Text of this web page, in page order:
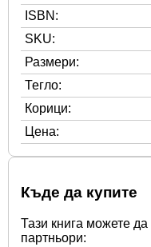
ISBN:
SKU:
Размери:
Тегло:
Корици:
Цена:
Къде да купите
Тази книга можете
партньори: